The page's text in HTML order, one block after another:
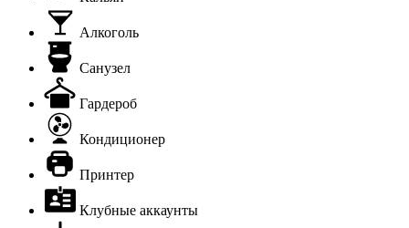
Алкоголь
Санузел
Гардероб
Кондиционер
Принтер
Клубные аккаунты